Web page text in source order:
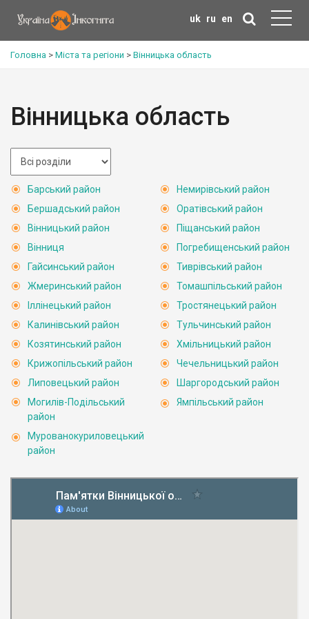
uk ru en
Головна > Міста та регіони > Вінницька область
Вінницька область
Барський район
Бершадський район
Вінницький район
Вінниця
Гайсинський район
Жмеринський район
Іллінецький район
Калинівський район
Козятинський район
Крижопільський район
Липовецький район
Могилів-Подільський
район
Мурованокуриловецький
район
Немирівський район
Оратівський район
Піщанський район
Погребищенський район
Тиврівський район
Томашпільський район
Тростянецький район
Тульчинський район
Хмільницький район
Чечельницький район
Шаргородський район
Ямпільський район